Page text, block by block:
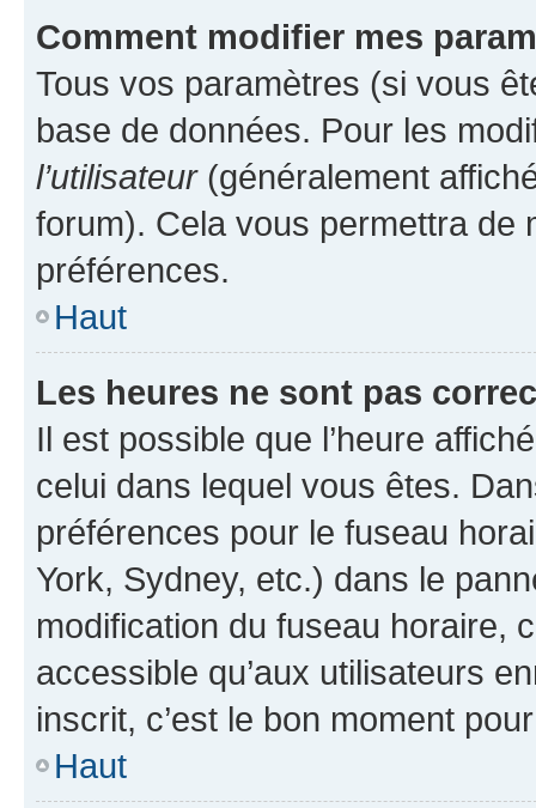
Comment modifier mes
Tous vos paramètres (si vous
base de données. Pour les
l’utilisateur(généralement
forum). Cela vous permettra de
préférences.
Haut
Les heures ne sont pas
Il est possible que l’heure
celui dans lequel vous êtes.
préférences pour le fuseau
York, Sydney, etc.) dans le
modification du fuseau horaire,
accessible qu’aux utilisateurs
inscrit, c’est le bon moment
Haut